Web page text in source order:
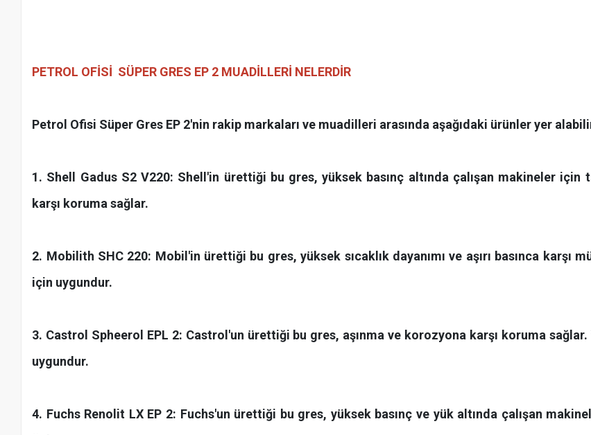
PETROL OFİSİ SÜPER GRES EP 2 MUADİLLERİ NELERDİR
Petrol Ofisi Süper Gres EP 2'nin rakip markaları ve muadilleri arasında aşağıdaki ürünler yer
1. Shell Gadus S2 V220: Shell'in ürettiği bu gres, yüksek basınç altında çalışan makineler için
karşı koruma sağlar.
2. Mobilith SHC 220: Mobil'in ürettiği bu gres, yüksek sıcaklık dayanımı ve aşırı basınca
için uygundur.
3. Castrol Spheerol EPL 2: Castrol'un ürettiği bu gres, aşınma ve korozyona karşı koruma
uygundur.
4. Fuchs Renolit LX EP 2: Fuchs'un ürettiği bu gres, yüksek basınç ve yük altında çalışan